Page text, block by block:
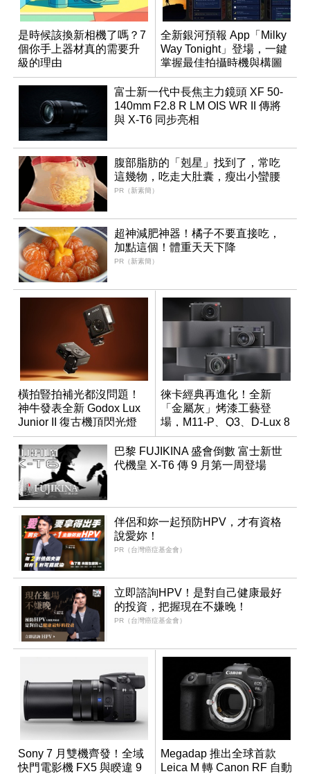
是時候該換新相機了嗎？7
個你手上器材真的需要升
級的理由
全新銀河預報 App「Milky
Way Tonight」登場，一鍵
掌握最佳拍攝時機與構圖
富士新一代中長焦主力鏡頭 XF 50-
140mm F2.8 R LM OIS WR II 傳將
與 X-T6 同步亮相
腹部脂肪的「剋星」找到了，常吃
這幾物，吃走大肚囊，瘦出小蠻腰
PR（新素簡）
超神減肥神器！橘子不要直接吃，
加點這個！體重天天下降
PR（新素簡）
橫拍豎拍補光都沒問題！
神牛發表全新 Godox Lux
Junior II 復古機頂閃光燈
徠卡經典再進化！全新
「金屬灰」烤漆工藝登
場，M11-P、Q3、D-Lux 8
領銜換裝
巴黎 FUJIKINA 盛會倒數 富士新世
代機皇 X-T6 傳 9 月第一周登場
伴侶和妳一起預防HPV，才有資格
說愛妳！
PR（台灣癌症基金會）
立即諮詢HPV！是對自己健康最好
的投資，把握現在不嫌晚！
PR（台灣癌症基金會）
Sony 7 月雙機齊發！全域
快門電影機 FX5 與睽違 9
Megadap 推出全球首款
Leica M 轉 Canon RF 自動